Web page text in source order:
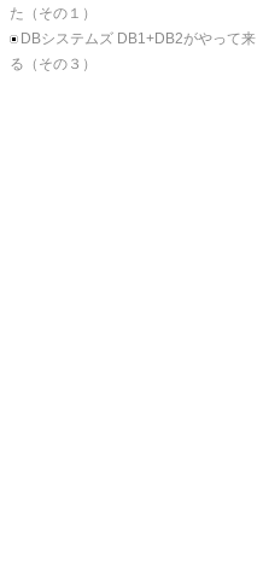
た（その１）
DBシステムズ DB1+DB2がやって来
る（その３）